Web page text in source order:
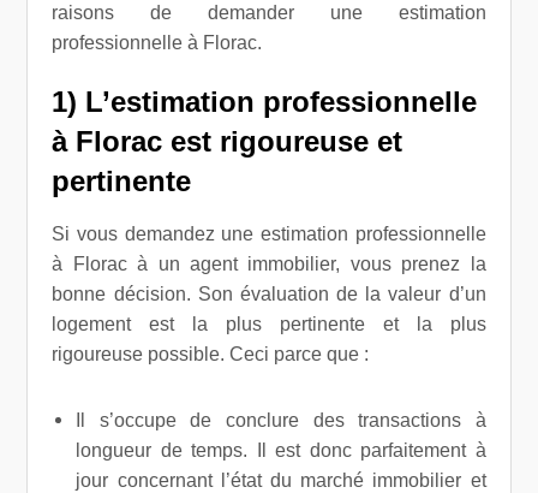
raisons de demander une estimation
professionnelle à Florac.
1) L’estimation professionnelle
à Florac est rigoureuse et
pertinente
Si vous demandez une estimation professionnelle
à Florac à un agent immobilier, vous prenez la
bonne décision. Son évaluation de la valeur d’un
logement est la plus pertinente et la plus
rigoureuse possible. Ceci parce que :
Il s’occupe de conclure des transactions à
longueur de temps. Il est donc parfaitement à
jour concernant l’état du marché immobilier et